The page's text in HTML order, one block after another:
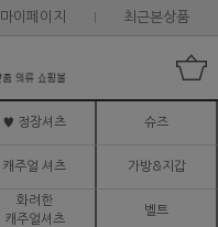
마이페이지 최근본상품
♥ 정장셔츠 슈즈
캐주얼 셔츠 가방&지갑
화려한
캐주얼셔츠
벨트